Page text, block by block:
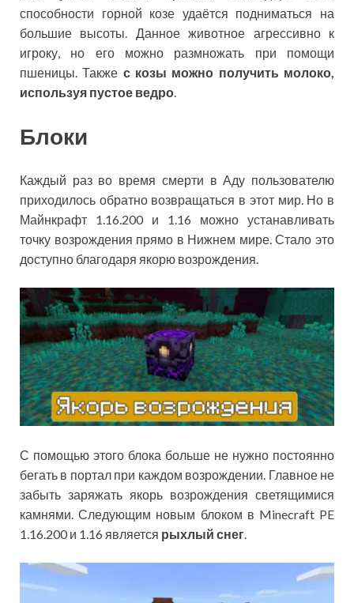
способности горной козе удаётся подниматься на
большие высоты. Данное животное агрессивно к
игроку, но его можно размножать при помощи
пшеницы. Также с козы можно получить молоко,
используя пустое ведро.
Блоки
Каждый раз во время смерти в Аду пользователю
приходилось обратно возвращаться в этот мир. Но в
Майнкрафт 1.16.200 и 1.16 можно устанавливать
точку возрождения прямо в Нижнем мире. Стало это
доступно благодаря якорю возрождения.
С помощью этого блока больше не нужно постоянно
бегать в портал при каждом возрождении. Главное не
забыть заряжать якорь возрождения светящимися
камнями. Следующим новым блоком в Minecraft PE
1.16.200 и 1.16 является рыхлый снег.